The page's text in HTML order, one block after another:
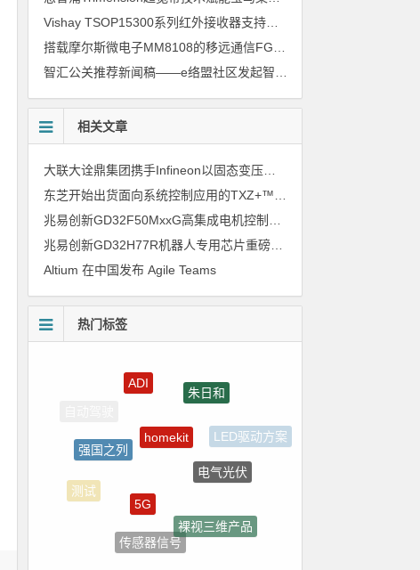
Vishay TSOP15300系列红外接收器支持所有主流遥控代码
相关文章
大联大诠鼎集团携手Infineon以固态变压器重构配电效率新标杆
兆易创新GD32H77R机器人专用芯片重磅亮相，精准赋能伺服驱动与关节控制
Altium 在中国发布 Agile Teams
热门标签
ADI
朱日和
LED驱动方案
测试
裸视三维产品
传感器信号